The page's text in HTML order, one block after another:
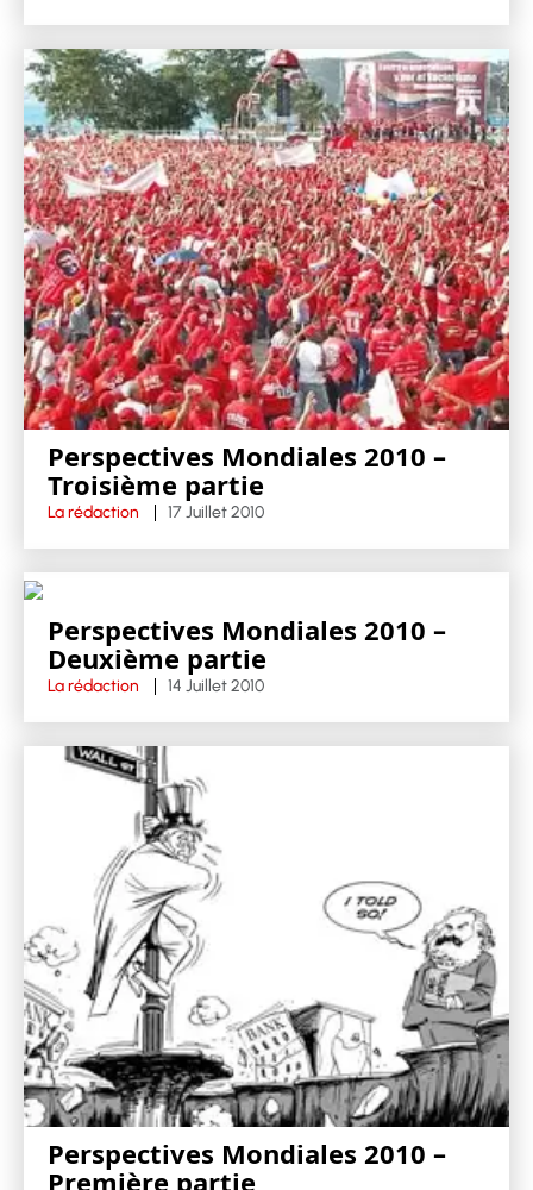
Perspectives Mondiales 2010 –
Troisième partie
La rédaction 17 Juillet 2010
Perspectives Mondiales 2010 –
Deuxième partie
La rédaction 14 Juillet 2010
Perspectives Mondiales 2010 –
Première partie